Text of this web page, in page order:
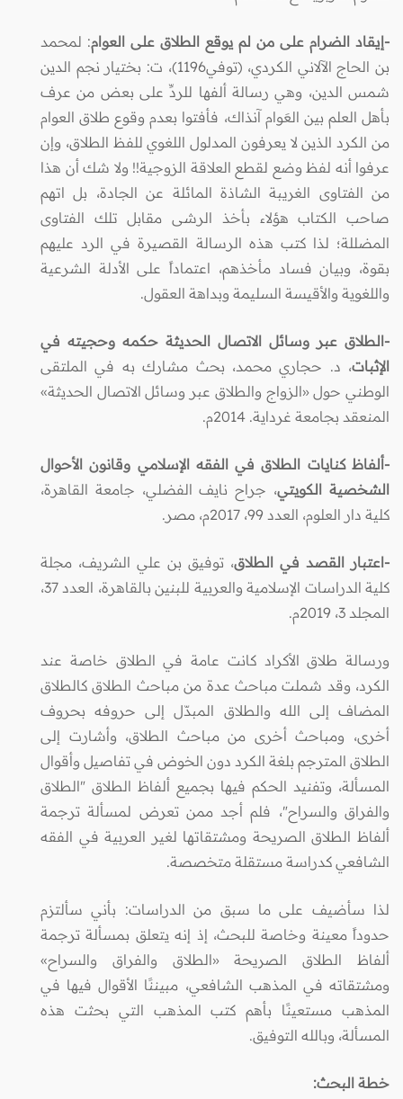
-إيقاد الضرام على من لم يوقع الطلاق على العوام: لمحمد
بن الحاج الآلاني الكردي، (توفي1196)، ت: بختيار نجم الدين
شمس الدين، وهي رسالة ألفها للردِّ على بعض من عرف
بأهل العلم بين العَوام آنذاك، فأفتوا بعدم وقوع طلاق العوام
من الكرد الذين لا يعرفون المدلول اللغوي للفظ الطلاق، وإن
عرفوا أنه لفظ وضع لقطع العلاقة الزوجية!! ولا شك أن هذا
من الفتاوى الغريبة الشاذة المائلة عن الجادة، بل اتهم
صاحب الكتاب هؤلاء بأخذ الرشى مقابل تلك الفتاوى
المضللة؛ لذا كتب هذه الرسالة القصيرة في الرد عليهم
بقوة، وبيان فساد مأخذهم، اعتماداً على الأدلة الشرعية
واللغوية والأقيسة السليمة وبداهة العقول.
-الطلاق عبر وسائل الاتصال الحديثة حكمه وحجيته في
الإثبات، د. حجاري محمد، بحث مشارك به في الملتقى
الوطني حول «الزواج والطلاق عبر وسائل الاتصال الحديثة»
المنعقد بجامعة غرداية. 2014م.
-ألفاظ كنايات الطلاق في الفقه الإسلامي وقانون الأحوال
الشخصية الكويتي، جراح نايف الفضلي، جامعة القاهرة،
كلية دار العلوم، العدد 99، 2017م، مصر.
-اعتبار القصد في الطلاق، توفيق بن علي الشريف، مجلة
كلية الدراسات الإسلامية والعربية للبنين بالقاهرة، العدد 37،
المجلد 3، 2019م.
ورسالة طلاق الأكراد كانت عامة في الطلاق خاصة عند
الكرد، وقد شملت مباحث عدة من مباحث الطلاق كالطلاق
المضاف إلى الله والطلاق المبدّل إلى حروفه بحروف
أخرى، ومباحث أخرى من مباحث الطلاق، وأشارت إلى
الطلاق المترجم بلغة الكرد دون الخوض في تفاصيل وأقوال
المسألة، وتفنيد الحكم فيها بجميع ألفاظ الطلاق "الطلاق
والفراق والسراح"، فلم أجد ممن تعرض لمسألة ترجمة
ألفاظ الطلاق الصريحة ومشتقاتها لغير العربية في الفقه
الشافعي كدراسة مستقلة متخصصة.
لذا سأضيف على ما سبق من الدراسات: بأني سألتزم
حدوداً معينة وخاصة للبحث، إذ إنه يتعلق بمسألة ترجمة
ألفاظ الطلاق الصريحة «الطلاق والفراق والسراح»
ومشتقاته في المذهب الشافعي، مبيننًا الأقوال فيها في
المذهب مستعينًا بأهم كتب المذهب التي بحثت هذه
المسألة، وبالله التوفيق.
خطة البحث: